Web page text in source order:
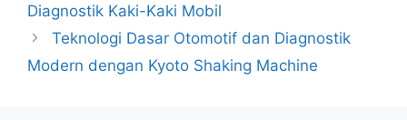
Diagnostik Kaki-Kaki Mobil
Teknologi Dasar Otomotif dan Diagnostik
Modern dengan Kyoto Shaking Machine